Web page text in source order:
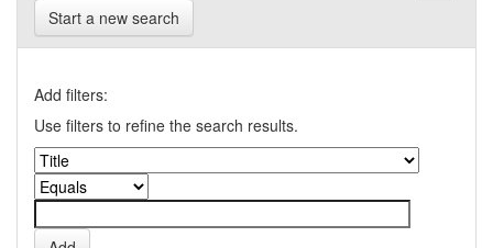
Start a new search
Add filters:
Use filters to refine the search results.